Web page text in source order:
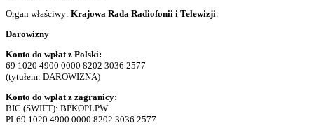
Organ właściwy: Krajowa Rada Radiofonii i Telewizji.
Darowizny
Konto do wpłat z Polski:
69 1020 4900 0000 8202 3036 2577
(tytułem: DAROWIZNA)
Konto do wpłat z zagranicy:
BIC (SWIFT): BPKOPLPW
PL69 1020 4900 0000 8202 3036 2577